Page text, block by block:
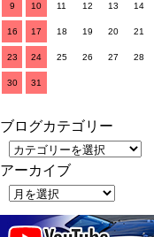
9 10 11 12 13 14
16 17 18 19 20 21
23 24 25 26 27 28
30 31
ブログカテゴリー
アーカイブ